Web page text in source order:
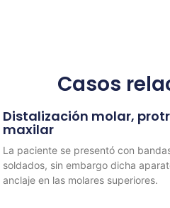
Casos
Distalización molar,
maxilar
La paciente se presentó con
soldados, sin embargo dicha
anclaje en las molares superiores.